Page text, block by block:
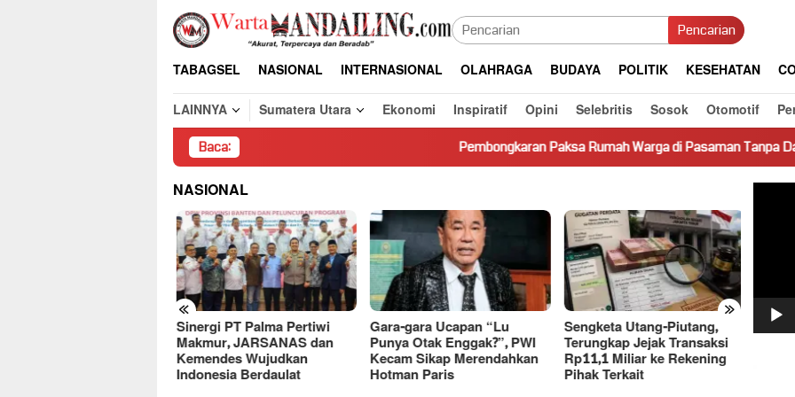
Loncat
konten
Pencarian
TABAGSEL NASIONAL INTERNASIONAL OLAHRAGA BUDAYA POLITIK KESEHATAN
LAINNYA
Sumatera Utara Ekonomi Inspiratif Opini Selebritis Sosok Otomotif
Baca: Pembongkaran Paksa Rumah Warga di Pasaman Tanpa Dasar Hukum
NASIONAL
« »
Sinergi PT Palma Pertiwi
Makmur, JARSANAS dan
Kemendes Wujudkan
Indonesia Berdaulat
Gara-gara Ucapan “Lu
Punya Otak Enggak?”, PWI
Kecam Sikap Merendahkan
Hotman Paris
Sengketa Utang-Piutang,
Terungkap Jejak Transaksi
Rp11,1 Miliar ke Rekening
Pihak Terkait